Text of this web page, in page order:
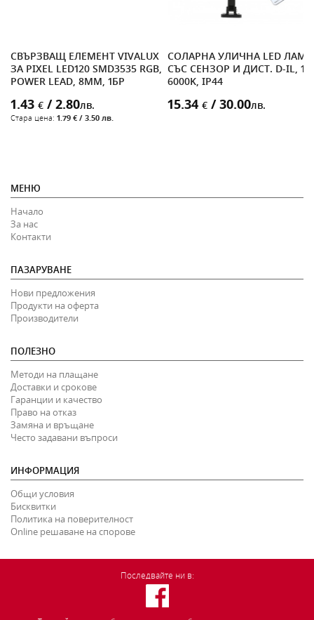
СВЪРЗВАЩ ЕЛЕМЕНТ VIVALUX
ЗА PIXEL LED120 SMD3535 RGB,
POWER LEAD, 8MM, 1БР
1.43 € / 2.80лв.
Стара цена: 1.79 € / 3.50 лв.
СОЛАРНА УЛИЧНА LED
СЪС СЕНЗОР И ДИСТ. D-IL,
6000K, IP44
15.34 € / 30.00лв.
МЕНЮ
Начало
За нас
Контакти
ПАЗАРУВАНЕ
Нови предложения
Продукти на оферта
Производители
ПОЛЕЗНО
Методи на плащане
Доставки и срокове
Гаранции и качество
Право на отказ
Замяна и връщане
Често задавани въпроси
ИНФОРМАЦИЯ
Общи условия
Бисквитки
Политика на поверителност
Online решаване на спорове
Последвайте ни в: